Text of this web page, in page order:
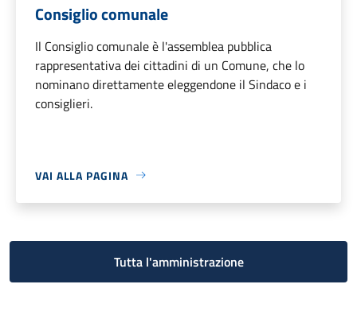
Consiglio comunale
Il Consiglio comunale è l'assemblea pubblica
rappresentativa dei cittadini di un Comune, che lo
nominano direttamente eleggendone il Sindaco e i
consiglieri.
VAI ALLA PAGINA
Tutta l'amministrazione